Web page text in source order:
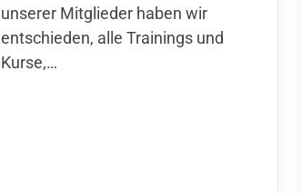
unserer Mitglieder haben wir
entschieden, alle Trainings und
Kurse,…